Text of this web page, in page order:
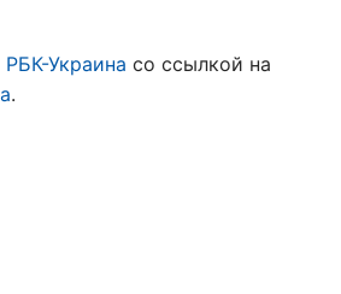
РБК-Украина со ссылкой на
.